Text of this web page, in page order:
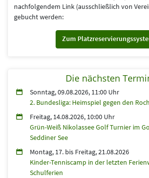
nachfolgendem Link (aus­schließlich von
gebucht werden:
Zum
Die nächsten
Sonntag, 09.08.2026, 11:00 Uhr
2. Bundesliga: Heimspiel gegen den
Freitag, 14.08.2026, 10:00 Uhr
Grün-Weiß Nikolassee Golf Turnier im
Seddiner See
Montag, 17. bis Freitag, 21.08.2026
Kinder-Tenniscamp in der letzten
Schulferien